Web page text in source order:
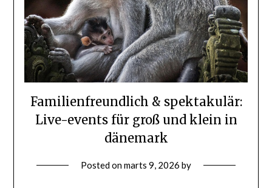
Familienfreundlich & spektakulär:
Live-events für groß und klein in
dänemark
Posted onmarts 9, 2026 by